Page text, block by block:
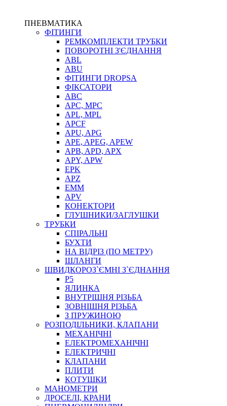
ПНЕВМАТИКА
ФІТИНГИ
РЕМКОМПЛЕКТИ ТРУБКИ
ПОВОРОТНІ З'ЄДНАННЯ
ABL
ABU
ФІТИНГИ DROPSA
ФІКСАТОРИ
ABC
APC, MPC
APL, MPL
APCF
APU, APG
APE, APEG, APEW
APB, APD, APX
APY, APW
EPK
APZ
EMM
APV
КОНЕКТОРИ
ГЛУШНИКИ/ЗАГЛУШКИ
ТРУБКИ
СПІРАЛЬНІ
БУХТИ
НА ВІДРІЗ (ПО МЕТРУ)
ШЛАНГИ
ШВИДКОРОЗ`ЄМНІ З`ЄДНАННЯ
P5
ЯЛИНКА
ВНУТРІШНЯ РІЗЬБА
ЗОВНІШНЯ РІЗЬБА
З ПРУЖИНОЮ
РОЗПОДІЛЬНИКИ, КЛАПАНИ
МЕХАНІЧНІ
ЕЛЕКТРОМЕХАНІЧНІ
ЕЛЕКТРИЧНІ
КЛАПАНИ
ПЛИТИ
КОТУШКИ
МАНОМЕТРИ
ДРОСЕЛІ, КРАНИ